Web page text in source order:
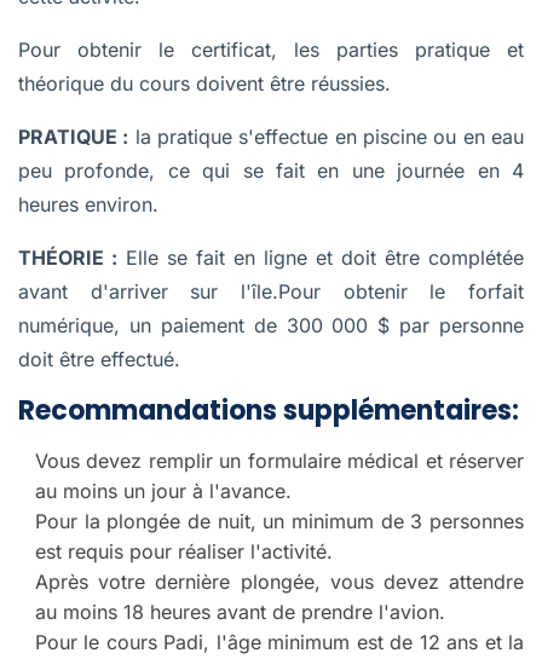
Pour obtenir le certificat, les parties pratique et
théorique du cours doivent être réussies.
PRATIQUE : la pratique s'effectue en piscine ou en eau
peu profonde, ce qui se fait en une journée en 4
heures environ.
THÉORIE : Elle se fait en ligne et doit être complétée
avant d'arriver sur l'île.Pour obtenir le forfait
numérique, un paiement de 300 000 $ par personne
doit être effectué.
Recommandations supplémentaires:
Vous devez remplir un formulaire médical et réserver
au moins un jour à l'avance.
Pour la plongée de nuit, un minimum de 3 personnes
est requis pour réaliser l'activité.
Après votre dernière plongée, vous devez attendre
au moins 18 heures avant de prendre l'avion.
Pour le cours Padi, l'âge minimum est de 12 ans et la